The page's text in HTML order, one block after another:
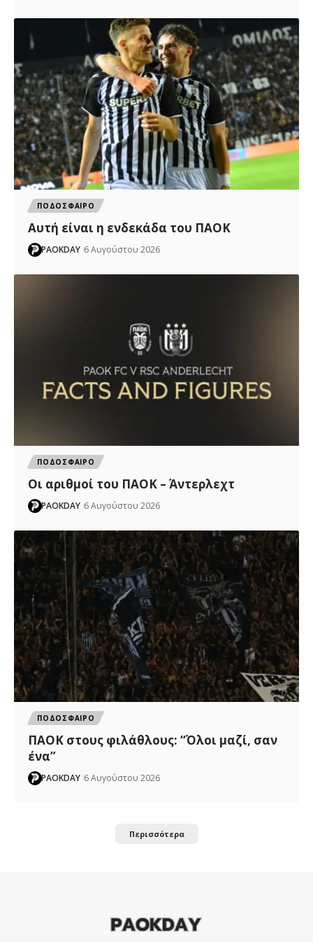
ΠΟΔΟΣΦΑΙΡΟ
Αυτή είναι η ενδεκάδα του ΠΑΟΚ
PAOKDAY 6 Αυγούστου 2026
ΠΟΔΟΣΦΑΙΡΟ
Oι αριθμοί του ΠΑΟΚ – Άντερλεχτ
PAOKDAY 6 Αυγούστου 2026
ΠΟΔΟΣΦΑΙΡΟ
ΠΑΟΚ στους φιλάθλους: “Όλοι μαζί, σαν
ένα”
PAOKDAY 6 Αυγούστου 2026
Περισσότερα